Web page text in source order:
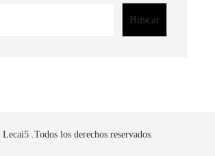
Buscar
.Todos los derechos reservados.